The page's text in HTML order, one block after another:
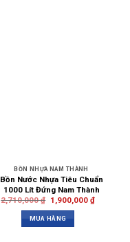
BỒN NHỰA NAM THÀNH
Bồn Nước Nhựa Tiêu Chuẩn
1000 Lít Đứng Nam Thành
2,710,000₫ 1,900,000 ₫
MUA HÀNG